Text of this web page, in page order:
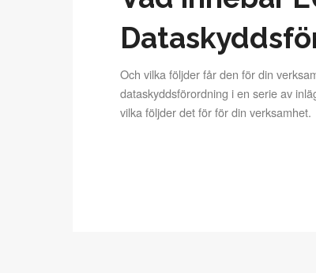
Och vilka följder får den för din
dataskyddsförordning i en serie av
vilka följder det för för din verksamhet.